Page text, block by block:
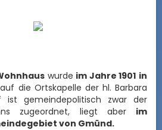
wurde im Jahre 1901 in
die Ortskapelle der hl. Barbara
ist gemeindepolitisch zwar der
zugeordnet, liegt aber im
von Gmünd.